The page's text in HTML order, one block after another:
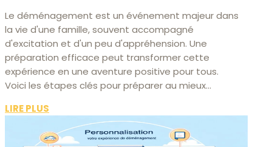
Le déménagement est un événement majeur dans
la vie d'une famille, souvent accompagné
d'excitation et d'un peu d'appréhension. Une
préparation efficace peut transformer cette
expérience en une aventure positive pour tous.
Voici les étapes clés pour préparer au mieux...
LIRE PLUS